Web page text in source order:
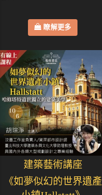
瞭解更多
建築藝術講座
《如夢似幻的世界遺產